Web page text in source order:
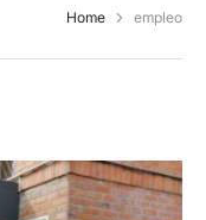
Home empleo